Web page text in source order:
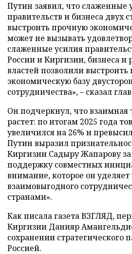
Путин заявил, что слаженные
правительств и бизнеса двух
выстроить прочную
может не вызывать
слаженные усилия
России и Киргизии, бизнеса и
властей позволили
экономическую базу
сотрудничества», – сказал
Он подчеркнул, что взаимная
растет: по итогам 2025 года
увеличился на 26% и
Путин выразил
Киргизии Садыру Жапарову
поддержку совместных
внимание, которое он
взаимовыгодного
странами».
Как писала газета ВЗГЛЯД,
Киргизии Данияр
сохранении стратегического
Россией.